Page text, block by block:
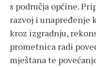
s područja općine.
razvoj i unapređenje
kroz izgradnju,
prometnica radi
mještana te